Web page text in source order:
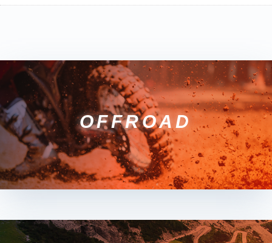
OFFROAD